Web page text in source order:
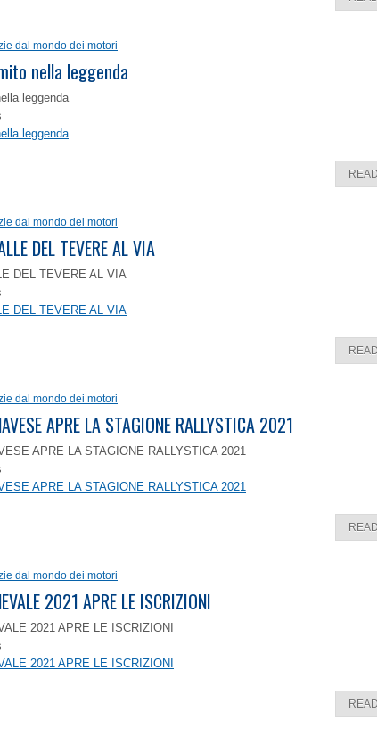
dal mondo dei motori
nella leggenda
leggenda
leggenda
dal mondo dei motori
DEL TEVERE AL VIA
DEL TEVERE AL VIA
DEL TEVERE AL VIA
dal mondo dei motori
APRE LA STAGIONE RALLYSTICA 2021
APRE LA STAGIONE RALLYSTICA 2021
APRE LA STAGIONE RALLYSTICA 2021
dal mondo dei motori
2021 APRE LE ISCRIZIONI
2021 APRE LE ISCRIZIONI
2021 APRE LE ISCRIZIONI